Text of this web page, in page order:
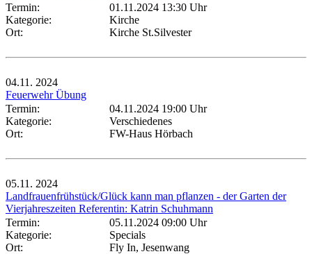
Termin:
01.11.2024 13:30 Uhr
Kategorie:
Kirche
Ort:
Kirche St.Silvester
04.11. 2024
Feuerwehr Übung
Termin:
04.11.2024 19:00 Uhr
Kategorie:
Verschiedenes
Ort:
FW-Haus Hörbach
05.11. 2024
Landfrauenfrühstück/Glück kann man pflanzen - der Garten der
Vierjahreszeiten Referentin: Katrin Schuhmann
Termin:
05.11.2024 09:00 Uhr
Kategorie:
Specials
Ort:
Fly In, Jesenwang